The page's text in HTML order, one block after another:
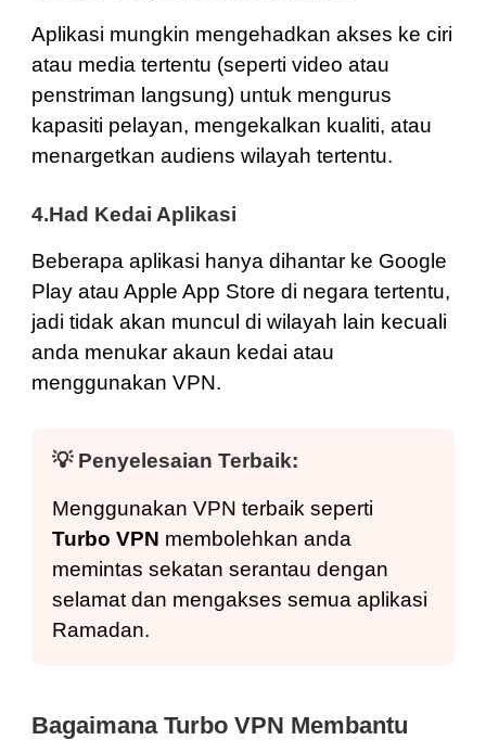
Aplikasi mungkin mengehadkan akses ke ciri
atau media tertentu (seperti video atau
penstriman langsung) untuk mengurus
kapasiti pelayan, mengekalkan kualiti, atau
menargetkan audiens wilayah tertentu.
4.Had Kedai Aplikasi
Beberapa aplikasi hanya dihantar ke Google
Play atau Apple App Store di negara tertentu,
jadi tidak akan muncul di wilayah lain kecuali
anda menukar akaun kedai atau
menggunakan VPN.
💡 Penyelesaian Terbaik:
Menggunakan VPN terbaik seperti
Turbo VPN membolehkan anda
memintas sekatan serantau dengan
selamat dan mengakses semua aplikasi
Ramadan.
Bagaimana Turbo VPN Membantu